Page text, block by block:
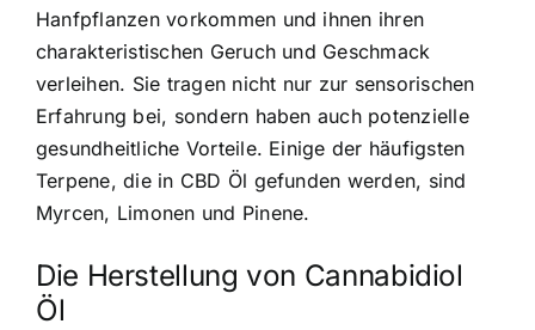
Hanfpflanzen vorkommen und ihnen ihren
charakteristischen Geruch und Geschmack
verleihen. Sie tragen nicht nur zur sensorischen
Erfahrung bei, sondern haben auch potenzielle
gesundheitliche Vorteile. Einige der häufigsten
Terpene, die in CBD Öl gefunden werden, sind
Myrcen, Limonen und Pinene.
Die Herstellung von Cannabidiol
Öl